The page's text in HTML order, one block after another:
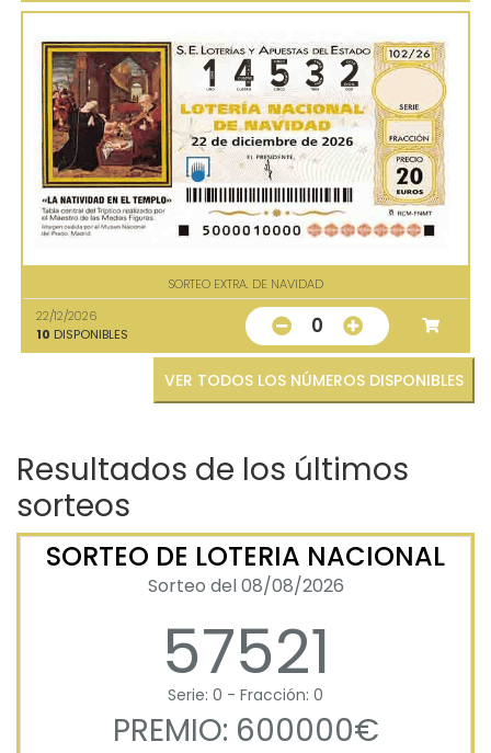
SORTEO EXTRA. DE NAVIDAD
22/12/2026
10 DISPONIBLES 0
VER TODOS LOS NÚMEROS DISPONIBLES
Resultados de los últimos
sorteos
SORTEO DE LOTERIA NACIONAL
Sorteo del 08/08/2026
57521
Serie: 0 - Fracción: 0
PREMIO: 600000€